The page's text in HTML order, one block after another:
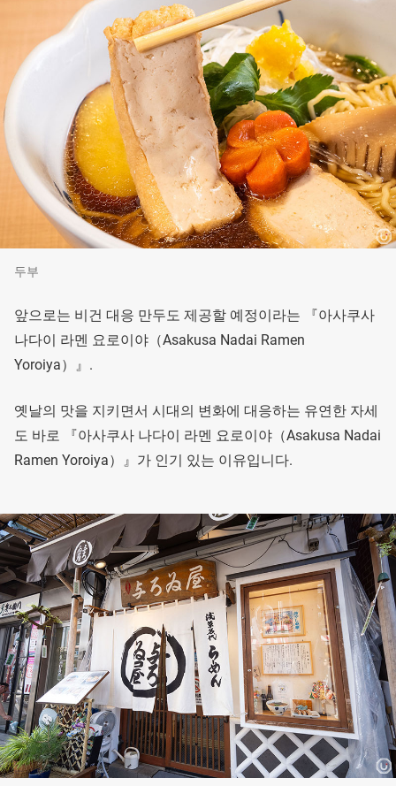
두부
앞으로는 비건 대응 만두도 제공할 예정이라는 『아사쿠사
나다이 라멘 요로이야（Asakusa Nadai Ramen
Yoroiya）』.
옛날의 맛을 지키면서 시대의 변화에 대응하는 유연한 자세
도 바로 『아사쿠사 나다이 라멘 요로이야（Asakusa Nadai
Ramen Yoroiya）』가 인기 있는 이유입니다.